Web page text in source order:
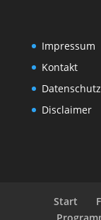
Impressum
Kontakt
Datenschutz
Disclaimer
Start